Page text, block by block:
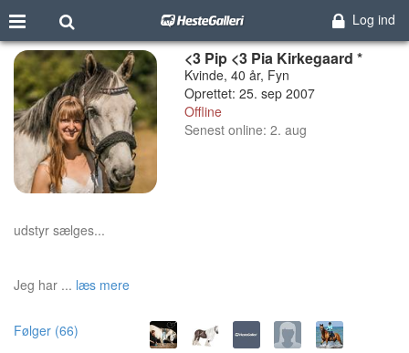
Log ind
<3 Pip <3 Pia Kirkegaard *
Kvinde, 40 år, Fyn
Oprettet: 25. sep 2007
Offline
Senest online: 2. aug
udstyr sælges...
Jeg har ... læs mere
Følger (66)